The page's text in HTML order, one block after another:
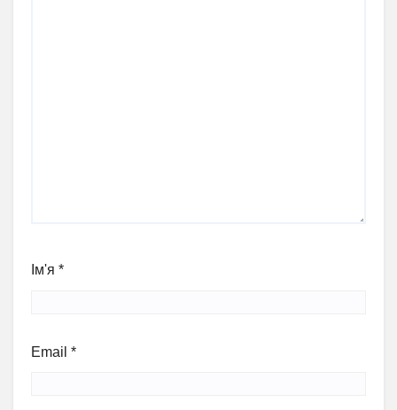
Ім'я *
Email *